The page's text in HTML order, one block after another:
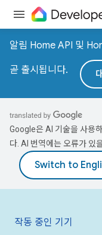
알림 Home API 및
곧 출시됩니다.
Google은 AI 기술을 사용
다. AI 번역에는 오류가 있
작동 중인 기기